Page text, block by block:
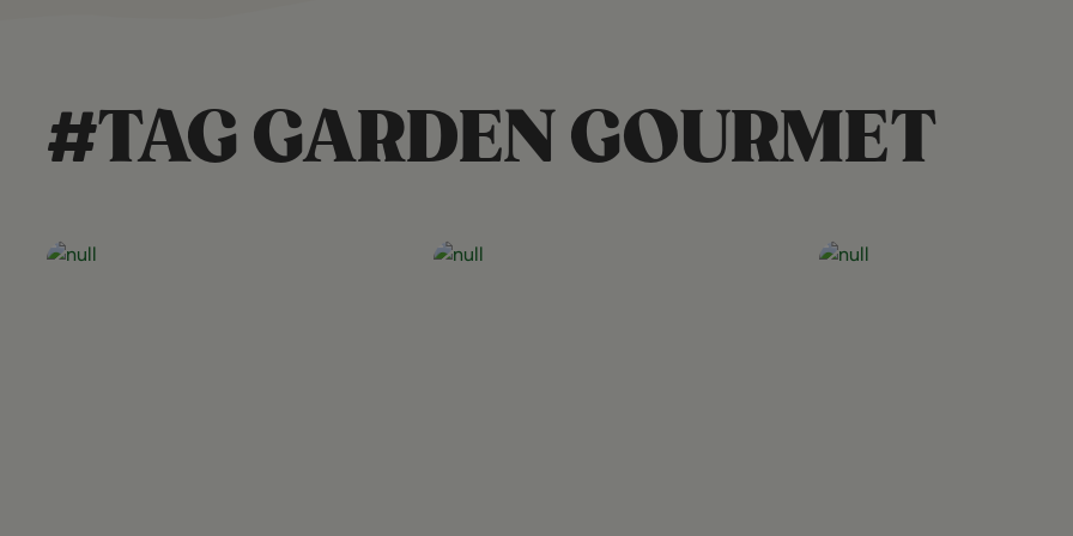
#TAG GARDEN GOURMET
Open post Open post Open post